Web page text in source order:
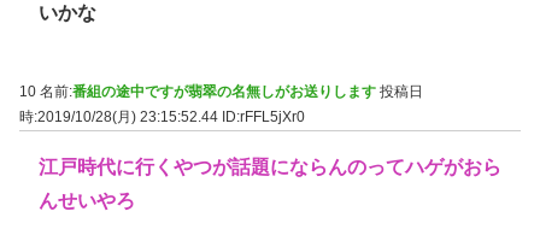
いかな
10 名前:番組の途中ですが翡翠の名無しがお送りします 投稿日
時:2019/10/28(月) 23:15:52.44 ID:rFFL5jXr0
江戸時代に行くやつが話題にならんのってハゲがおら
んせいやろ